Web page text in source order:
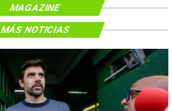
MAGAZINE
MÁS NOTICIAS